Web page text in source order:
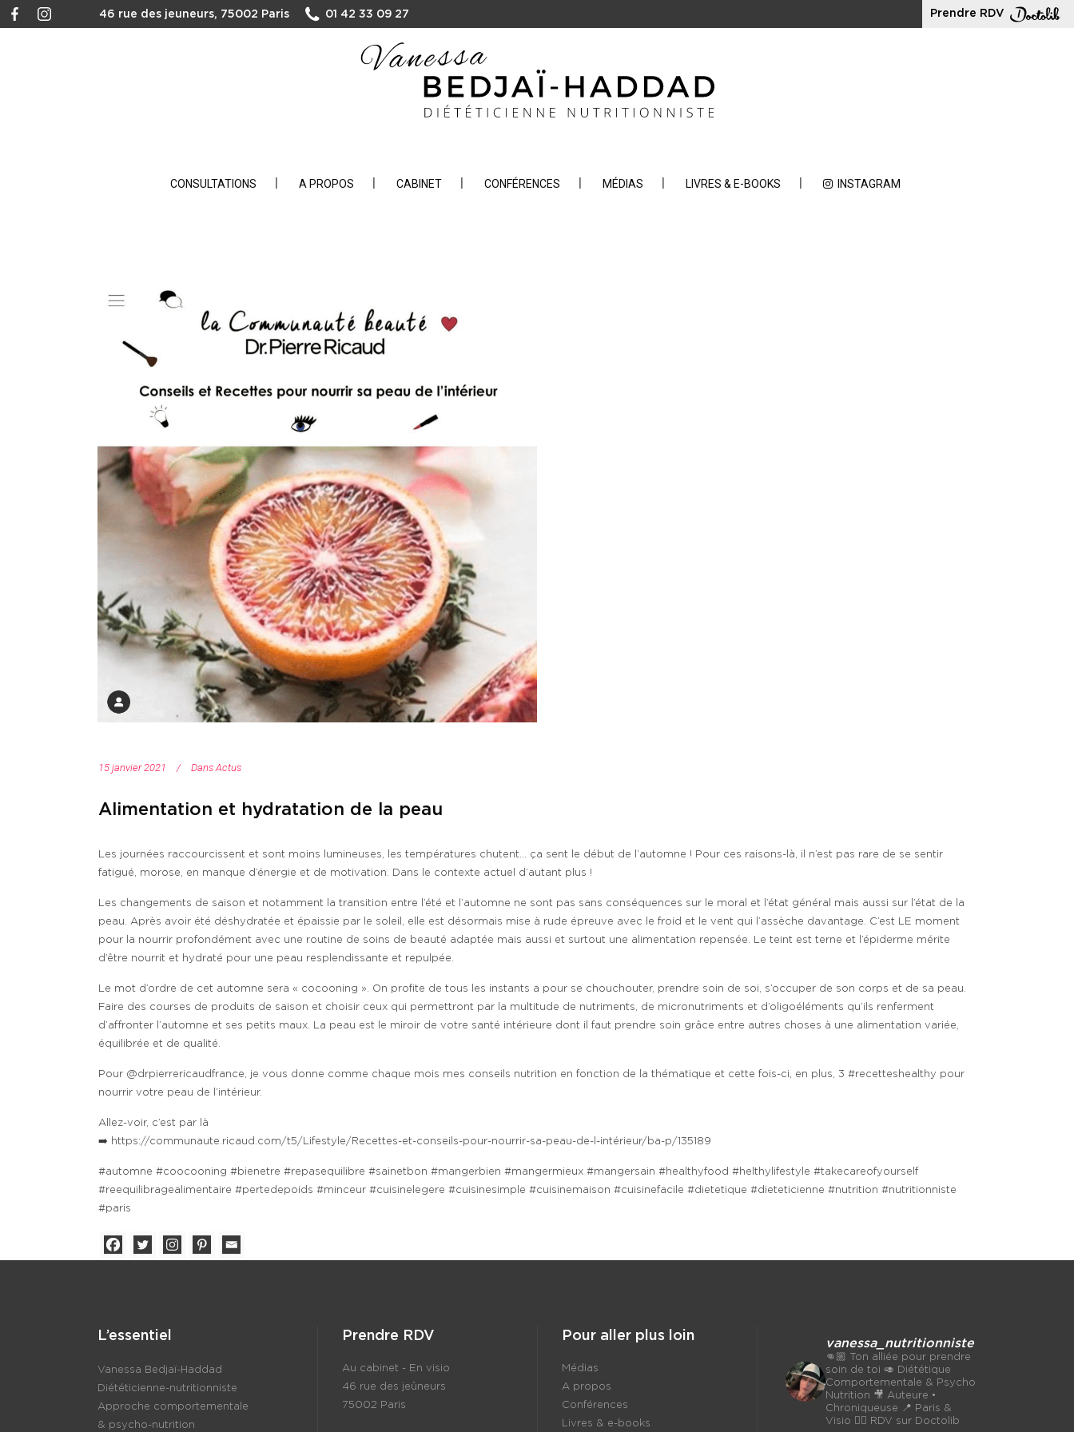
46 rue des jeuneurs, 75002 Paris 01 42 33 09 27 Prendre RDV
CONSULTATIONS A PROPOS CABINET CONFÉRENCES MÉDIAS LIVRES & E-BOOKS INSTAGRAM
15 janvier 2021 Dans Actus
Alimentation et hydratation de la peau
Les journées raccourcissent et sont moins lumineuses, les températures chutent… ça sent le début de l’automne ! Pour ces raisons-là, il n’est pas rare de se sentir
fatigué, morose, en manque d’énergie et de motivation. Dans le contexte actuel d’autant plus !
Les changements de saison et notamment la transition entre l’été et l’automne ne sont pas sans conséquences sur le moral et l’état général mais aussi sur l’état de la
peau. Après avoir été déshydratée et épaissie par le soleil, elle est désormais mise à rude épreuve avec le froid et le vent qui l’assèche davantage. C’est LE moment
pour la nourrir profondément avec une routine de soins de beauté adaptée mais aussi et surtout une alimentation repensée. Le teint est terne et l’épiderme mérite
d’être nourrit et hydraté pour une peau resplendissante et repulpée.
Le mot d’ordre de cet automne sera « cocooning ». On profite de tous les instants a pour se chouchouter, prendre soin de soi, s’occuper de son corps et de sa peau.
Faire des courses de produits de saison et choisir ceux qui permettront par la multitude de nutriments, de micronutriments et d’oligoéléments qu’ils renferment
d’affronter l’automne et ses petits maux. La peau est le miroir de votre santé intérieure dont il faut prendre soin grâce entre autres choses à une alimentation variée,
équilibrée et de qualité.
Pour @drpierrericaudfrance, je vous donne comme chaque mois mes conseils nutrition en fonction de la thématique et cette fois-ci, en plus, 3 #recetteshealthy pour
nourrir votre peau de l’intérieur.
Allez-voir, c’est par là
➡️ https://communaute.ricaud.com/t5/Lifestyle/Recettes-et-conseils-pour-nourrir-sa-peau-de-l-intérieur/ba-p/135189
#automne #coocooning #bienetre #repasequilibre #sainetbon #mangerbien #mangermieux #mangersain #healthyfood #helthylifestyle #takecareofyourself
#reequilibragealimentaire #pertedepoids #minceur #cuisinelegere #cuisinesimple #cuisinemaison #cuisinefacile #dietetique #dieteticienne #nutrition #nutritionniste
#paris
L’essentiel
Vanessa Bedjaï-Haddad
Diététicienne-nutritionniste
Approche comportementale
& psycho-nutrition
Prendre RDV
Au cabinet - En visio
46 rue des jeûneurs
75002 Paris
Pour aller plus loin
Médias
A propos
Conférences
Livres & e-books
vanessa_nutritionniste
👊🏼 Ton alliée pour prendre
soin de toi 🥑 Diététique
Comportementale & Psycho
Nutrition 🎥 Auteure •
Chroniqueuse 📍 Paris &
Visio 👉🏼 RDV sur Doctolib